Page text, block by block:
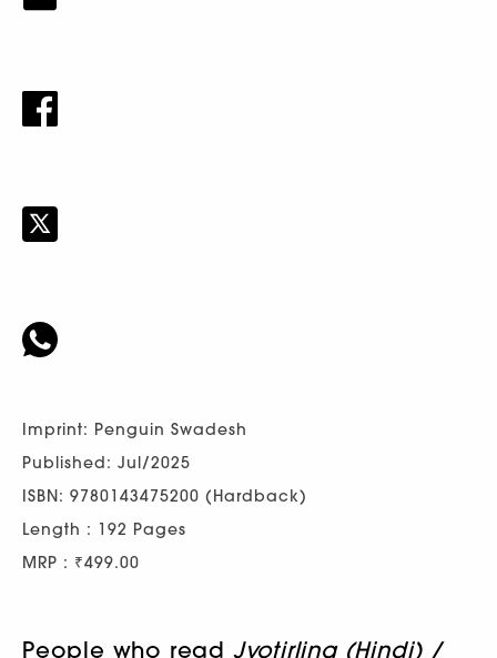
Imprint: Penguin Swadesh
Published: Jul/2025
ISBN: 9780143475200 (Hardback)
Length : 192 Pages
MRP : ₹499.00
People who read Jyotirling (Hindi) /